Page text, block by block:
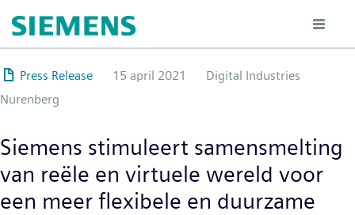
en
naar
de
inhoud
gaan
Press Release 15 april 2021
Digital Industries
Nurenberg
Siemens stimuleert samensmelting
van reële en virtuele wereld voor
een meer flexibele en duurzame